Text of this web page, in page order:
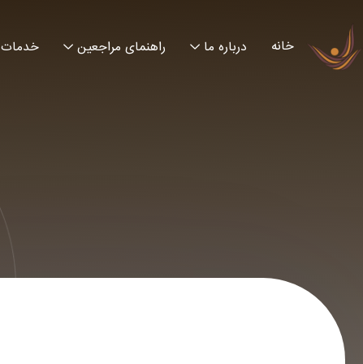
خانه درباره ما راهنمای مراجعین خدمات